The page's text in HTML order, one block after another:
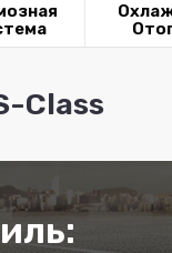
Class